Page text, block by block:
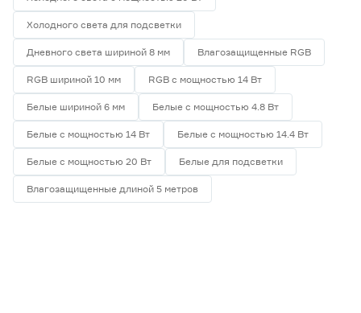
Холодного света для подсветки
Дневного света шириной 8 мм Влагозащищенные RGB
RGB шириной 10 мм RGB с мощностью 14 Вт
Белые шириной 6 мм Белые с мощностью 4.8 Вт
Белые с мощностью 14 Вт Белые с мощностью 14.4 Вт
Белые с мощностью 20 Вт Белые для подсветки
Влагозащищенные длиной 5 метров